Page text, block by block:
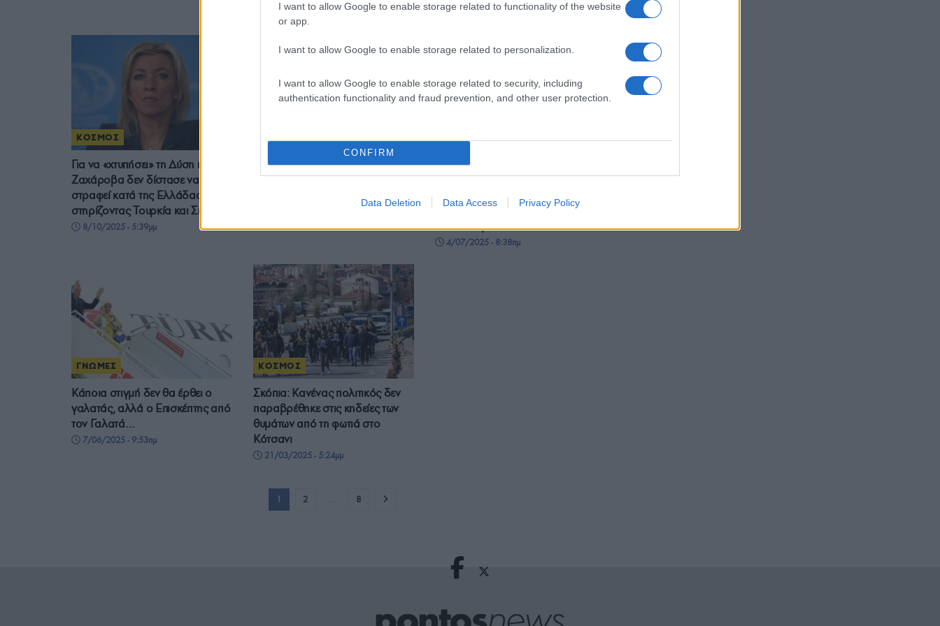
I want to allow Google to enable storage related to functionality of the website
or app.
I want to allow Google to enable storage related to personalization.
I want to allow Google to enable storage related to security, including
authentication functionality and fraud prevention, and other user protection.
CONFIRM
Data Deletion Data Access Privacy Policy
15/10/2025 - 11:26μμ
ΚΟΣΜΟΣ
Για να «χτυπήσει» τη Δύση η
Ζαχάροβα δεν δίστασε να
στραφεί κατά της Ελλάδας
στηρίζοντας Τουρκία και Σκόπια
8/10/2025 - 5:39μμ
Το τίμημα των επιλογών μας
Βουλγαρικό «μπλόκο» σε
«μακεδονική ταυτότητα» και
«μακεδονική γλώσσα» –
Αφαιρέθηκαν από την ευρωπαϊκή
Έκθεση Προόδου
4/07/2025 - 8:38πμ
ΓΝΩΜΕΣ
Κάποια στιγμή δεν θα έρθει ο
γαλατάς, αλλά ο Επισκέπτης από
τον Γαλατά…
7/06/2025 - 9:53πμ
ΚΟΣΜΟΣ
Σκόπια: Κανένας πολιτικός δεν
παραβρέθηκε στις κηδείες των
θυμάτων από τη φωτιά στο
Κότσανι
21/03/2025 - 5:24μμ
1 2 … 8